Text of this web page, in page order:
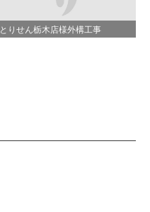
とりせん栃木店様外構工事